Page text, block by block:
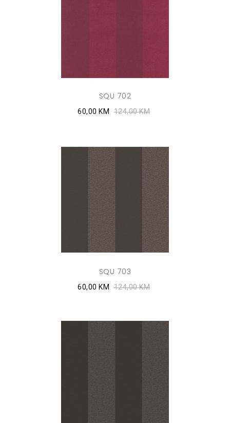
SQU 702
60,00 KM 124,00 KM
SQU 703
60,00 KM 124,00 KM